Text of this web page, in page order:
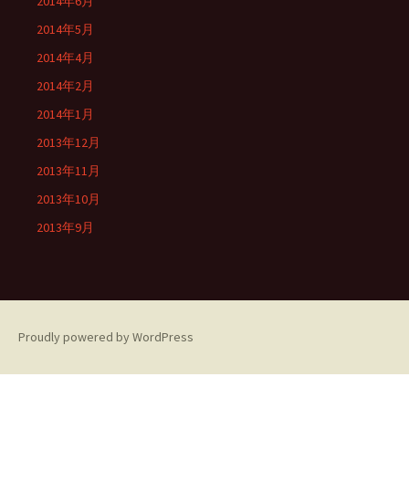
2014年5月
2014年4月
2014年2月
2014年1月
2013年12月
2013年11月
2013年10月
2013年9月
Proudly powered by WordPress